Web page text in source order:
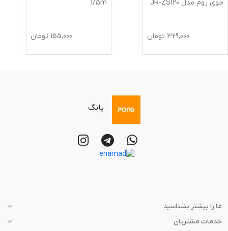
جوی روم مدل JR-ZS120
329,000 تومان
1/5m
155,000 تومان
پانگ
ما را بیشتر بشناسید
خدمات مشتریان